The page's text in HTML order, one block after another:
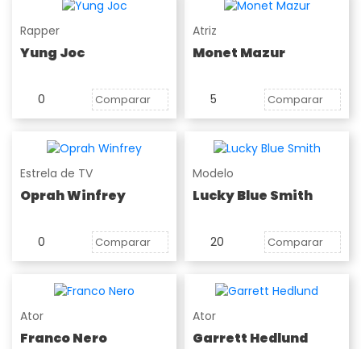
Rapper
Yung Joc
0 Comparar
Atriz
Monet Mazur
5 Comparar
Estrela de TV
Oprah Winfrey
0 Comparar
Modelo
Lucky Blue Smith
20 Comparar
Ator
Franco Nero
Ator
Garrett Hedlund